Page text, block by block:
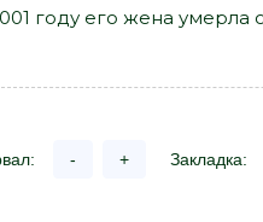
году его жена умерла
- + Закладка: